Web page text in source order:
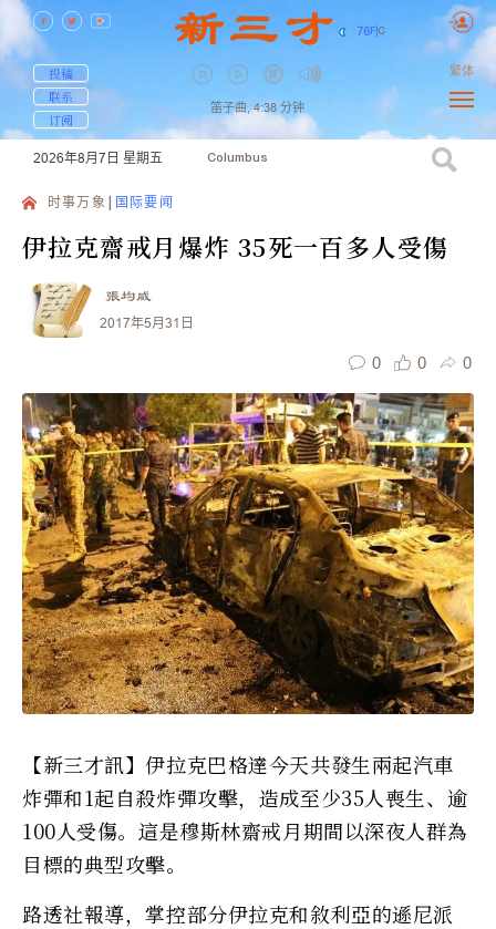
76F| C
投稿
联系
订阅
笛子曲, 4:38 分钟
繁体
2026年8月7日 星期五 Columbus
时事万象 国际要闻
伊拉克齋戒月爆炸 35死一百多人受傷
張均威
2017年5月31日
0 0 0
【新三才訊】伊拉克巴格達今天共發生兩起汽車
炸彈和1起自殺炸彈攻擊，造成至少35人喪生、逾
100人受傷。這是穆斯林齋戒月期間以深夜人群為
目標的典型攻擊。
路透社報導，掌控部分伊拉克和敘利亞的遜尼派